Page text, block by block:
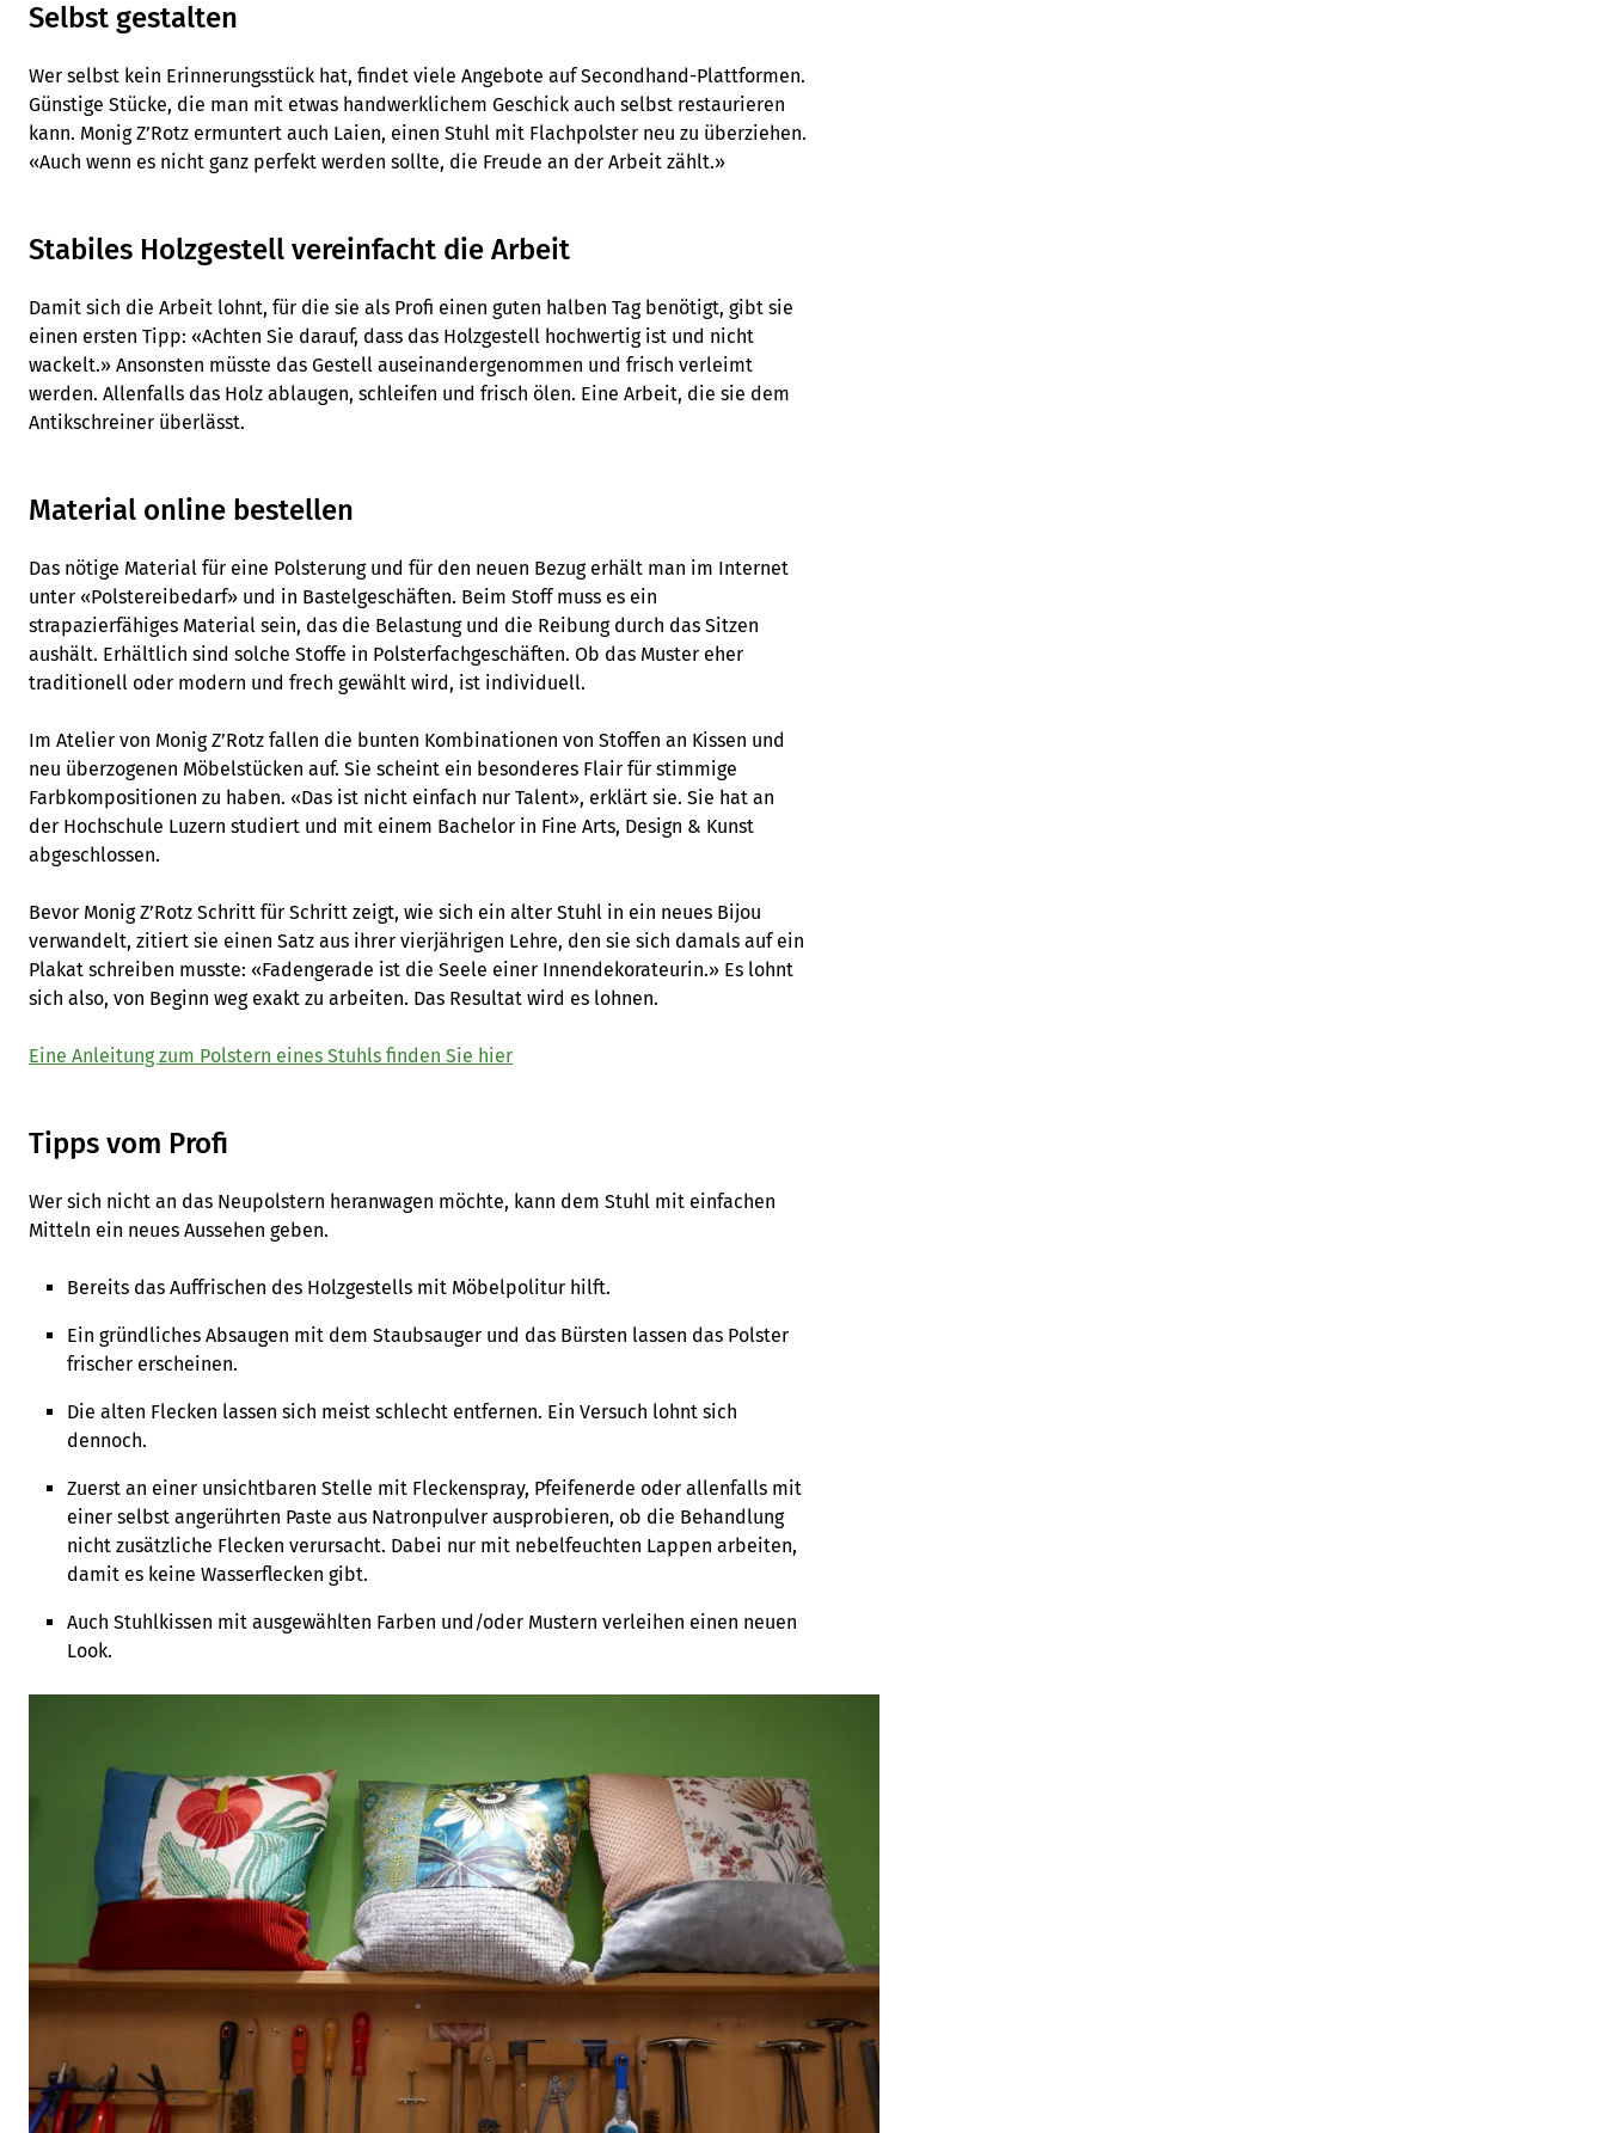
Selbst gestalten
Wer selbst kein Erinnerungsstück hat, findet viele Angebote auf Secondhand-Plattformen.
Günstige Stücke, die man mit etwas handwerklichem Geschick auch selbst restaurieren
kann. Monig Z’Rotz ermuntert auch Laien, einen Stuhl mit Flachpolster neu zu überziehen.
«Auch wenn es nicht ganz perfekt werden sollte, die Freude an der Arbeit zählt.»
Stabiles Holzgestell vereinfacht die Arbeit
Damit sich die Arbeit lohnt, für die sie als Profi einen guten halben Tag benötigt, gibt sie
einen ersten Tipp: «Achten Sie darauf, dass das Holzgestell hochwertig ist und nicht
wackelt.» Ansonsten müsste das Gestell auseinandergenommen und frisch verleimt
werden. Allenfalls das Holz ablaugen, schleifen und frisch ölen. Eine Arbeit, die sie dem
Antikschreiner überlässt.
Material online bestellen
Das nötige Material für eine Polsterung und für den neuen Bezug erhält man im Internet
unter «Polstereibedarf» und in Bastelgeschäften. Beim Stoff muss es ein
strapazierfähiges Material sein, das die Belastung und die Reibung durch das Sitzen
aushält. Erhältlich sind solche Stoffe in Polsterfachgeschäften. Ob das Muster eher
traditionell oder modern und frech gewählt wird, ist individuell.
Im Atelier von Monig Z’Rotz fallen die bunten Kombinationen von Stoffen an Kissen und
neu überzogenen Möbelstücken auf. Sie scheint ein besonderes Flair für stimmige
Farbkompositionen zu haben. «Das ist nicht einfach nur Talent», erklärt sie. Sie hat an
der Hochschule Luzern studiert und mit einem Bachelor in Fine Arts, Design & Kunst
abgeschlossen.
Bevor Monig Z’Rotz Schritt für Schritt zeigt, wie sich ein alter Stuhl in ein neues Bijou
verwandelt, zitiert sie einen Satz aus ihrer vierjährigen Lehre, den sie sich damals auf ein
Plakat schreiben musste: «Fadengerade ist die Seele einer Innendekorateurin.» Es lohnt
sich also, von Beginn weg exakt zu arbeiten. Das Resultat wird es lohnen.
Eine Anleitung zum Polstern eines Stuhls finden Sie hier
Tipps vom Profi
Wer sich nicht an das Neupolstern heranwagen möchte, kann dem Stuhl mit einfachen
Mitteln ein neues Aussehen geben.
Bereits das Auffrischen des Holzgestells mit Möbelpolitur hilft.
Ein gründliches Absaugen mit dem Staubsauger und das Bürsten lassen das Polster
frischer erscheinen.
Die alten Flecken lassen sich meist schlecht entfernen. Ein Versuch lohnt sich
dennoch.
Zuerst an einer unsichtbaren Stelle mit Fleckenspray, Pfeifenerde oder allenfalls mit
einer selbst angerührten Paste aus Natronpulver ausprobieren, ob die Behandlung
nicht zusätzliche Flecken verursacht. Dabei nur mit nebelfeuchten Lappen arbeiten,
damit es keine Wasserflecken gibt.
Auch Stuhlkissen mit ausgewählten Farben und/oder Mustern verleihen einen neuen
Look.